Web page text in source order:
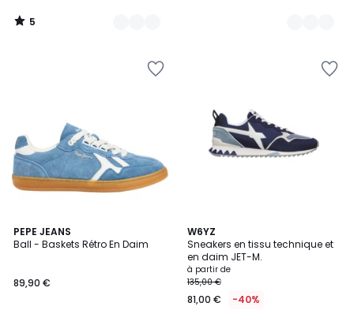
5
/
PEPE JEANS
Ball - Baskets Rétro En Daim
89,90 €
2
Couleurs
W6YZ
Sneakers en tissu technique et
en daim JET-M.
à partir de
135,00 €
81,00 € -40%
4
Couleurs